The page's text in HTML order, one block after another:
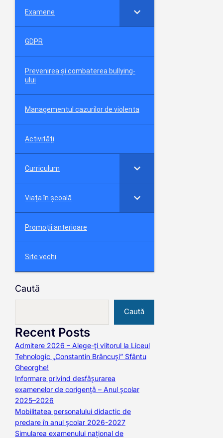
Examene
GDPR
Prevenirea și combaterea bullying-
ului
Managementul cazurilor de violenta
Activități
Curriculum
Viața în școală
Promoții anterioare
Site vechi
Caută
Caută
Recent Posts
Admitere 2026 – Alege-ți viitorul la Liceul
Tehnologic „Constantin Brâncuși” Sfântu
Gheorghe!
Informare privind desfășurarea
examenelor de corigență – Anul școlar
2025–2026
Mobilitatea personalului didactic de
predare în anul școlar 2026-2027
Simularea examenului național de